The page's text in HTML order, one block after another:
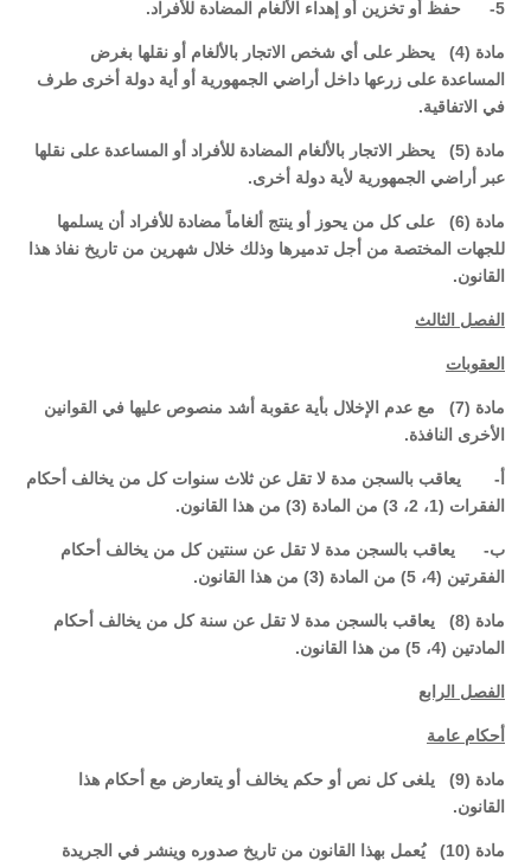
5- حفظ أو تخزين أو إهداء الألغام المضادة للأفراد.
مادة (4) يحظر على أي شخص الاتجار بالألغام أو نقلها بغرض
المساعدة على زرعها داخل أراضي الجمهورية أو أية دولة أخرى طرف
في الاتفاقية.
مادة (5) يحظر الاتجار بالألغام المضادة للأفراد أو المساعدة على نقلها
عبر أراضي الجمهورية لأية دولة أخرى.
مادة (6) على كل من يحوز أو ينتج ألغاماً مضادة للأفراد أن يسلمها
للجهات المختصة من أجل تدميرها وذلك خلال شهرين من تاريخ نفاذ هذا
القانون.
الفصل الثالث
العقوبات
مادة (7) مع عدم الإخلال بأية عقوبة أشد منصوص عليها في القوانين
الأخرى النافذة.
أ‌- يعاقب بالسجن مدة لا تقل عن ثلاث سنوات كل من يخالف أحكام
الفقرات (1، 2، 3) من المادة (3) من هذا القانون.
ب‌- يعاقب بالسجن مدة لا تقل عن سنتين كل من يخالف أحكام
الفقرتين (4، 5) من المادة (3) من هذا القانون.
مادة (8) يعاقب بالسجن مدة لا تقل عن سنة كل من يخالف أحكام
المادتين (4، 5) من هذا القانون.
الفصل الرابع
أحكام عامة
مادة (9) يلغى كل نص أو حكم يخالف أو يتعارض مع أحكام هذا
القانون.
مادة (10) يُعمل بهذا القانون من تاريخ صدوره وينشر في الجريدة